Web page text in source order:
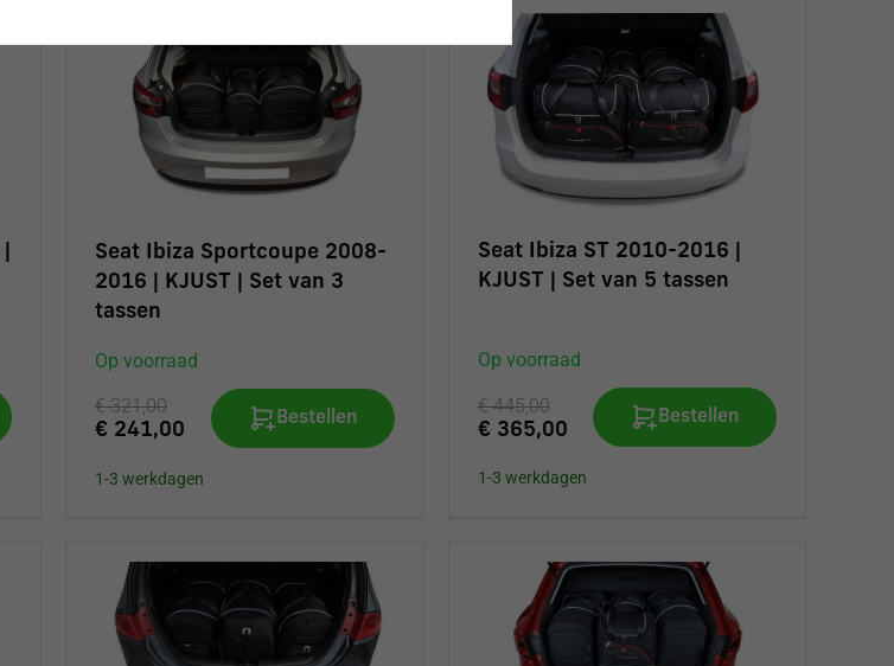
Seat Ibiza Sportcoupe 2008-
2016 | KJUST | Set van 3
tassen
Op voorraad
€ 321,00
€ 241,00
Bestellen
1-3 werkdagen
Seat Ibiza ST 2010-2016 |
KJUST | Set van 5 tassen
Op voorraad
€ 445,00
€ 365,00
Bestellen
1-3 werkdagen